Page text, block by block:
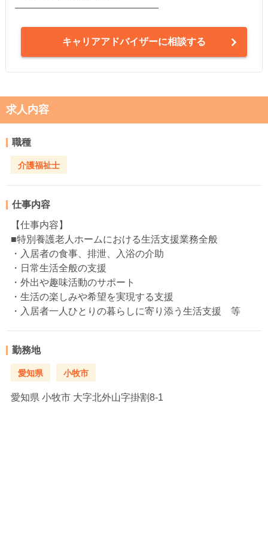
―――――――――――――――
キャリアアドバイザーに相談する
求人内容
職種
介護福祉士
仕事内容
【仕事内容】
■特別養護老人ホームにおける生活支援業務全般
・入居者の食事、排泄、入浴の介助
・日常生活全般の支援
・外出や趣味活動のサポート
・生活の楽しみや希望を実現する支援
・入居者一人ひとりの暮らしに寄り添う生活支援 等
勤務地
愛知県 小牧市
愛知県 小牧市 大字北外山字掛割8-1